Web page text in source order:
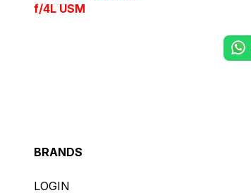
f/4L USM
BRANDS
LOGIN